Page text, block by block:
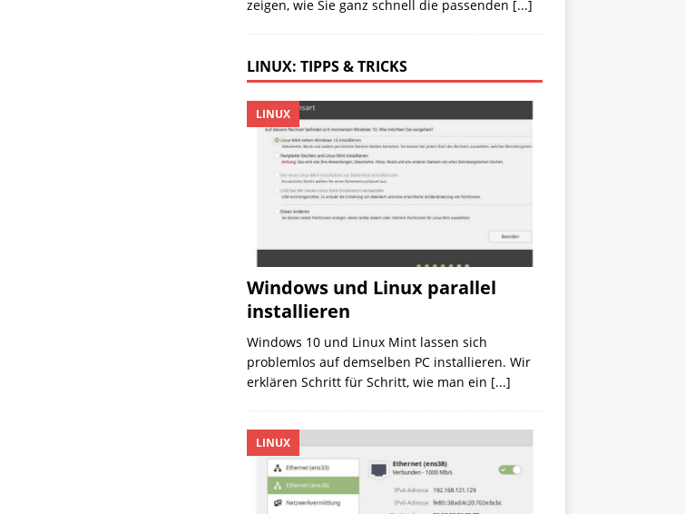
zeigen, wie Sie ganz schnell die passenden [...]
LINUX: TIPPS & TRICKS
Windows und Linux parallel
installieren
LINUX
Windows 10 und Linux Mint lassen sich
problemlos auf demselben PC installieren. Wir
erklären Schritt für Schritt, wie man ein [...]
LINUX